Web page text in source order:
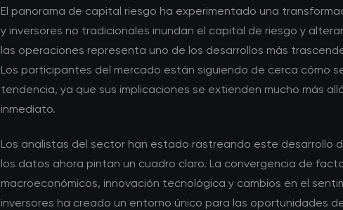
El panorama de capital riesgo ha experimentado una
y inversores no tradicionales inundan el capital de riesgo y
las operaciones representa uno de los desarrollos más
Los participantes del mercado están siguiendo de cerca cómo
tendencia, ya que sus implicaciones se extienden mucho más
inmediato.
Los analistas del sector han estado rastreando este desarrollo
los datos ahora pintan un cuadro claro. La convergencia de
macroeconómicos, innovación tecnológica y cambios en el
inversores ha creado un entorno único para las oportunidades